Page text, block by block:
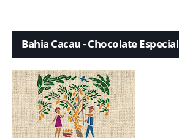
Bahia Cacau - Chocolate Especial